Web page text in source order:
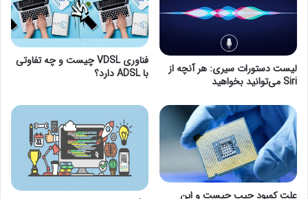
لیست دستورات سیری: هر آنچه از
Siri می‌توانید بخواهید
فناوری VDSL چیست و چه تفاوتی
با ADSL دارد؟
علت کمبود چیپ چیست و این